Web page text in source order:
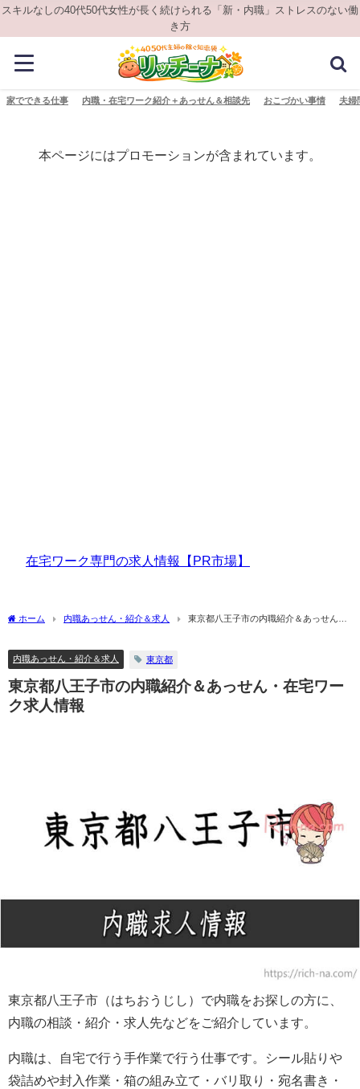
スキルなしの40代50代女性が長く続けられる「新・内職」ストレスのない働
き方
家でできる仕事 内職・在宅ワーク紹介＋あっせん＆相談先 おこづかい事情 夫婦
本ページにはプロモーションが含まれています。
在宅ワーク専門の求人情報【PR市場】
ホーム 内職あっせん・紹介＆求人
東京都八王子市の内職紹介＆あっせん・
内職あっせん・紹介＆求人 東京都
東京都八王子市の内職紹介＆あっせん・在宅ワー
ク求人情報
東京都八王子市（はちおうじし）で内職をお探しの方に、
内職の相談・紹介・求人先などをご紹介しています。
内職は、自宅で行う手作業で行う仕事です。シール貼りや
袋詰めや封入作業・箱の組み立て・バリ取り・宛名書き・